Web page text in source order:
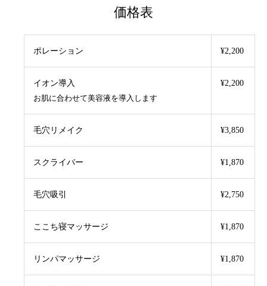
価格表
ポレーション ¥2,200
イオン導入
お肌に合わせて美容液を導入します
¥2,200
毛穴リメイク ¥3,850
スクライバー ¥1,870
毛穴吸引 ¥2,750
ここち寝マッサージ ¥1,870
リンパマッサージ ¥1,870